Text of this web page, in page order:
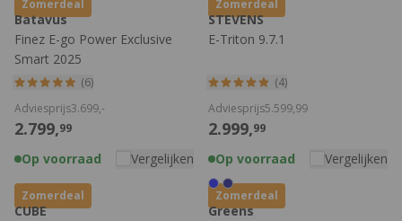
Zomerdeal
Batavus
Finez E-go Power Exclusive
Smart 2025
(6)
2.799,99
Adviesprijs3.699,-
Op voorraad Vergelijken
Zomerdeal
STEVENS
E-Triton 9.7.1
(4)
2.999,99
Adviesprijs5.599,99
Op voorraad Vergelijken
Zomerdeal
CUBE
Zomerdeal
Greens